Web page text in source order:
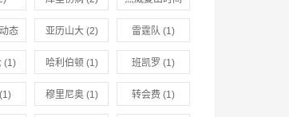
(1)
态 亚历山大(2) 雷霆队 (1)
(1) 哈利伯顿 (1) 班凯罗 (1)
(1) 穆里尼奥(1) 转会费 (1)